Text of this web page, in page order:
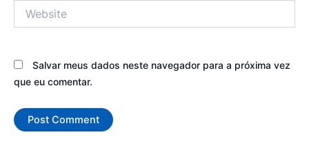
Salvar meus dados neste navegador para a próxima vez
que eu comentar.